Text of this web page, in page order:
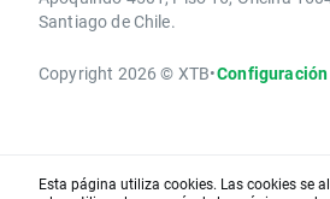
Santiago de Chile.
Copyright 2026 © XTB•
Esta página utiliza cookies. Las cookies se